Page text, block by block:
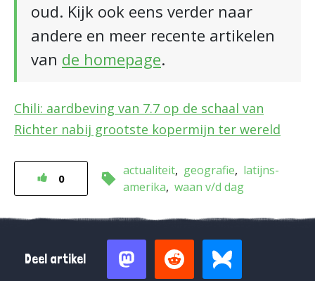
oud. Kijk ook eens verder naar
andere en meer recente artikelen
van de homepage.
Chili: aardbeving van 7.7 op de schaal van
Richter nabij grootste kopermijn ter wereld
0
actualiteit geografie
latijns-
amerika waan v/d dag
Deel artikel